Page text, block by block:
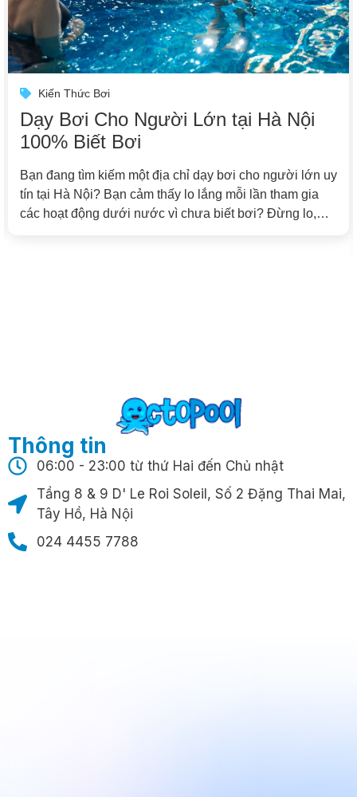
Kiến Thức Bơi
Dạy Bơi Cho Người Lớn tại Hà Nội
100% Biết Bơi
Bạn đang tìm kiếm một địa chỉ dạy bơi cho người lớn uy
tín tại Hà Nội? Bạn cảm thấy lo lắng mỗi lần tham gia
các hoạt động dưới nước vì chưa biết bơi? Đừng lo,
Thông tin
06:00 - 23:00 từ thứ Hai đến Chủ nhật
Tầng 8 & 9 D' Le Roi Soleil, Số 2 Đặng Thai Mai,
Tây Hồ, Hà Nội
024 4455 7788